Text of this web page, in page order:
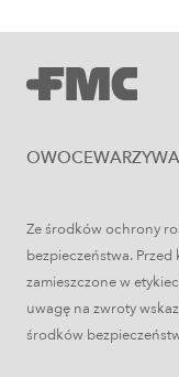
Zboża jare –
OWOCEWARZYWA
Ze środków ochrony
bezpieczeństwa.
zamieszczone w
uwagę na zwroty
środków